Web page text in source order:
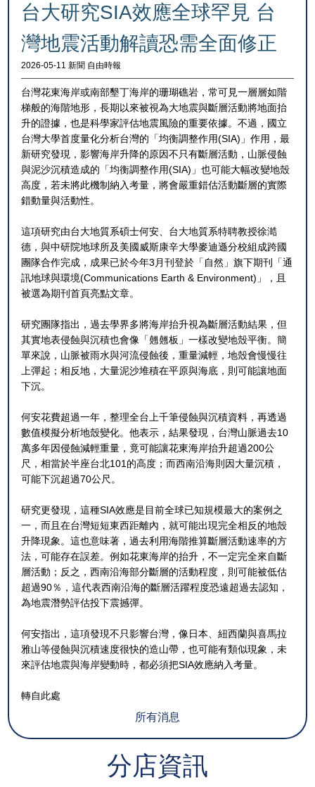
台大研究SIA效應全球罕見 台
灣地震活動解讀恐需全面修正
2026-05-11 新聞 自由時報
台灣花東海岸或南部墾丁海岸的珊瑚礁岩，常可見一層層如階
梯般的海階地形，長期以來被視為大地震與斷層活動將地面抬
升的證據，也是科學家評估地震風險的重要依據。不過，國立
台灣大學首度量化分析台灣的「均衡調整作用(SIA)」作用，最
新研究發現，影響海岸升降的原因不只有斷層活動，山脈侵蝕
與泥沙沉積造成的「均衡調整作用(SIA)」也可能大幅改變地殼
高度，若未將此機制納入考量，將會嚴重錯估活動斷層的實際
錯動量與活動性。
這項研究由台大地質系碩士何安、台大地質系特聘教授徐澔
德，與中研院地球所及美國威斯康辛大學麥迪遜分校組成跨國
團隊合作完成，成果已於今年3月刊登於「自然」旗下期刊「通
訊地球與環境(Communications Earth & Environment)」，且
被選為期刊首頁亮點文章。
研究團隊指出，過去學界多將海岸抬升視為斷層活動結果，但
其實地表侵蝕與沉積也會像「翹翹板」一樣改變地殼平衡。簡
單來說，山脈被雨水與河流侵蝕後，重量減輕，地殼會慢慢往
上彈起；相反地，大量泥沙堆積在平原與海底，則可能讓地面
下沉。
何安花費超過一年，整理全台上千筆侵蝕與沉積資料，再透過
數值模擬分析地殼變化。他表示，結果發現，台灣山脈過去10
萬多年因侵蝕減輕重量，竟可能讓花東海岸抬升超過200公
尺，相當於半座台北101的高度；而西南沿海則因大量沉積，
可能下沉超過70公尺。
研究更發現，這種SIA效應是目前全球已知規模最大的案例之
一，而且在台灣短短東西距離內，就可能出現完全相反的地殼
升降現象。這也意味著，過去利用海階推算斷層活動速率的方
法，可能存在誤差。例如花東海岸的抬升，不一定完全來自斷
層活動；反之，西南沿海部分斷層的活動程度，則可能被低估
超過90％，這代表西南沿海的斷層活躍程度恐遠超過去認知，
為地震潛勢評估投下震撼彈。
何安指出，這項發現不只影響台灣，像日本、紐西蘭與喜馬拉
雅山等侵蝕與沉積速度很快的造山帶，也可能有類似現象，未
來評估地震與海岸變動時，都必須把SIA效應納入考量。
轉自此處
所有消息
分店資訊